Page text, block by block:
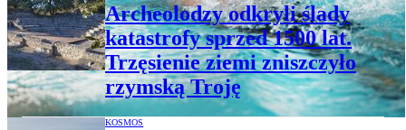
Archeolodzy odkryli ślady
katastrofy sprzed 1500 lat.
Trzęsienie ziemi zniszczyło
rzymską Troję
KOSMOS